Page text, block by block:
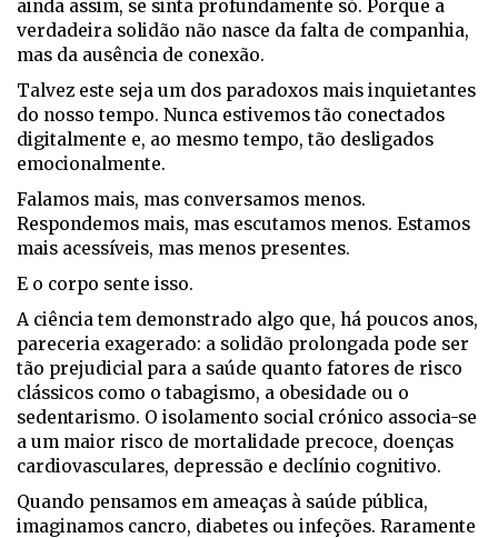
ainda assim, se sinta profundamente só. Porque a
verdadeira solidão não nasce da falta de companhia,
mas da ausência de conexão.
Talvez este seja um dos paradoxos mais inquietantes
do nosso tempo. Nunca estivemos tão conectados
digitalmente e, ao mesmo tempo, tão desligados
emocionalmente.
Falamos mais, mas conversamos menos.
Respondemos mais, mas escutamos menos. Estamos
mais acessíveis, mas menos presentes.
E o corpo sente isso.
A ciência tem demonstrado algo que, há poucos anos,
pareceria exagerado: a solidão prolongada pode ser
tão prejudicial para a saúde quanto fatores de risco
clássicos como o tabagismo, a obesidade ou o
sedentarismo. O isolamento social crónico associa-se
a um maior risco de mortalidade precoce, doenças
cardiovasculares, depressão e declínio cognitivo.
Quando pensamos em ameaças à saúde pública,
imaginamos cancro, diabetes ou infeções. Raramente